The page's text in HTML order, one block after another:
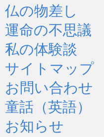
仏の物差し
運命の不思議
私の体験談
サイトマップ
お問い合わせ
童話（英語）
お知らせ